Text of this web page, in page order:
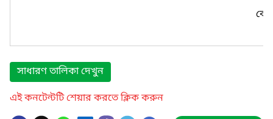
সাধারণ তালিকা দেখুন
এই কনটেন্টটি শেয়ার করতে ক্লিক করুন